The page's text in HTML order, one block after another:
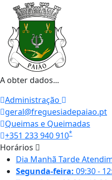
A obter dados...
Administração
geral@freguesiadepaiao.pt
Queimas e Queimadas
+351 233 940 910*
Horários
Dia Manhã Tarde
Segunda-feira: 09:30 -